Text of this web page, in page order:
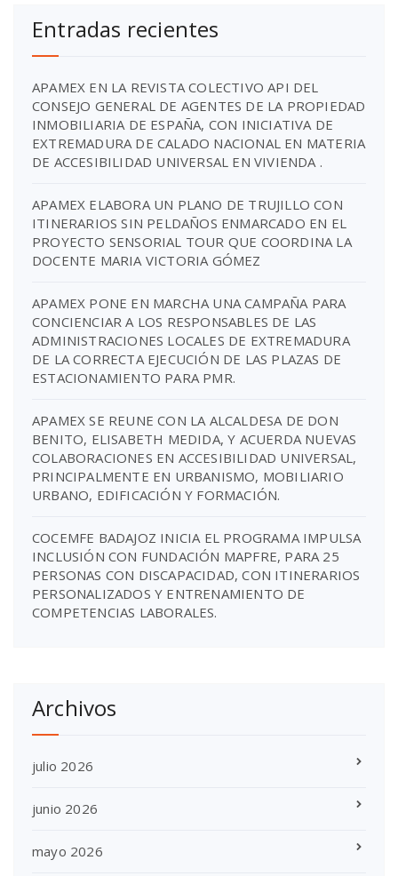
Entradas recientes
APAMEX EN LA REVISTA COLECTIVO API DEL
CONSEJO GENERAL DE AGENTES DE LA PROPIEDAD
INMOBILIARIA DE ESPAÑA, CON INICIATIVA DE
EXTREMADURA DE CALADO NACIONAL EN MATERIA
DE ACCESIBILIDAD UNIVERSAL EN VIVIENDA .
APAMEX ELABORA UN PLANO DE TRUJILLO CON
ITINERARIOS SIN PELDAÑOS ENMARCADO EN EL
PROYECTO SENSORIAL TOUR QUE COORDINA LA
DOCENTE MARIA VICTORIA GÓMEZ
APAMEX PONE EN MARCHA UNA CAMPAÑA PARA
CONCIENCIAR A LOS RESPONSABLES DE LAS
ADMINISTRACIONES LOCALES DE EXTREMADURA
DE LA CORRECTA EJECUCIÓN DE LAS PLAZAS DE
ESTACIONAMIENTO PARA PMR.
APAMEX SE REUNE CON LA ALCALDESA DE DON
BENITO, ELISABETH MEDIDA, Y ACUERDA NUEVAS
COLABORACIONES EN ACCESIBILIDAD UNIVERSAL,
PRINCIPALMENTE EN URBANISMO, MOBILIARIO
URBANO, EDIFICACIÓN Y FORMACIÓN.
COCEMFE BADAJOZ INICIA EL PROGRAMA IMPULSA
INCLUSIÓN CON FUNDACIÓN MAPFRE, PARA 25
PERSONAS CON DISCAPACIDAD, CON ITINERARIOS
PERSONALIZADOS Y ENTRENAMIENTO DE
COMPETENCIAS LABORALES.
Archivos
julio 2026
junio 2026
mayo 2026